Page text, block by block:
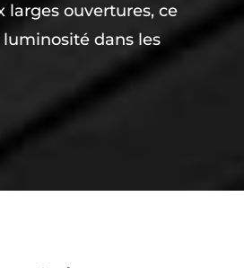
larges ouvertures, ce
dans les